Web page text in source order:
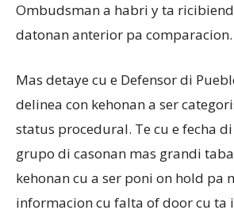
Ombudsman a habri y ta
datonan anterior pa comparacion.
Mas detaye cu e Defensor di
delinea con kehonan a ser
status procedural. Te cu e fecha
grupo di casonan mas grandi
kehonan cu a ser poni on hold pa
informacion cu falta of door cu ta